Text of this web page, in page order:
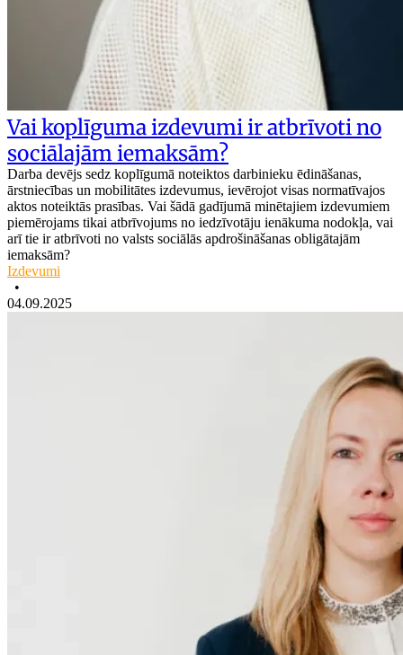
Vai koplīguma izdevumi ir atbrīvoti no
sociālajām iemaksām?
Darba devējs sedz koplīgumā noteiktos darbinieku ēdināšanas,
ārstniecības un mobilitātes izdevumus, ievērojot visas normatīvajos
aktos noteiktās prasības. Vai šādā gadījumā minētajiem izdevumiem
piemērojams tikai atbrīvojums no iedzīvotāju ienākuma nodokļa, vai
arī tie ir atbrīvoti no valsts sociālās apdrošināšanas obligātajām
iemaksām?
Izdevumi
•
04.09.2025